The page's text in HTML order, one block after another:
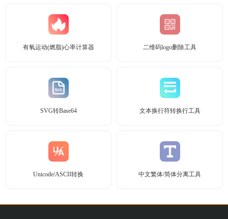
有氧运动(燃脂)心率计算器 二维码logo删除工具
SVG转Base64 文本换行符转换行工具
Unicode/ASCII转换 中文繁体/简体分离工具